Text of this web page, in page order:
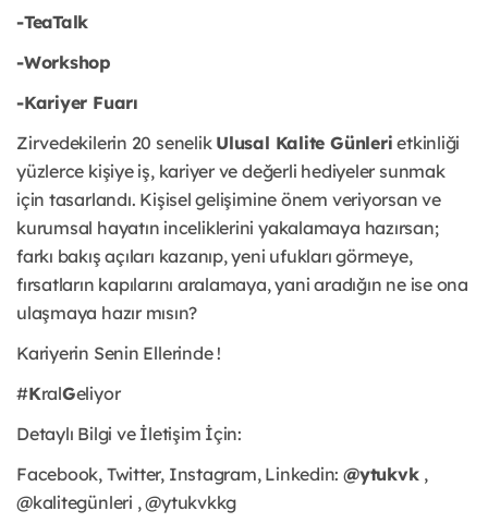
-TeaTalk
-Workshop
-Kariyer Fuarı
Zirvedekilerin 20 senelik Ulusal Kalite Günleri etkinliği
yüzlerce kişiye iş, kariyer ve değerli hediyeler sunmak
için tasarlandı. Kişisel gelişimine önem veriyorsan ve
kurumsal hayatın inceliklerini yakalamaya hazırsan;
farkı bakış açıları kazanıp, yeni ufukları görmeye,
fırsatların kapılarını aralamaya, yani aradığın ne ise ona
ulaşmaya hazır mısın?
Kariyerin Senin Ellerinde !
#KralGeliyor
Detaylı Bilgi ve İletişim İçin:
Facebook, Twitter, Instagram, Linkedin: @ytukvk ,
@kalitegünleri , @ytukvkkg